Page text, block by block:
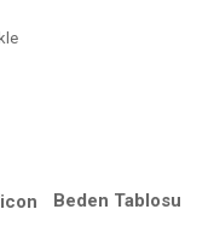
Beden Tablosu